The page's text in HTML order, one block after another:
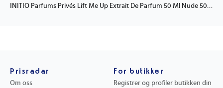
Prisradar
Om oss
For butikker
Registrer og profiler butikken din